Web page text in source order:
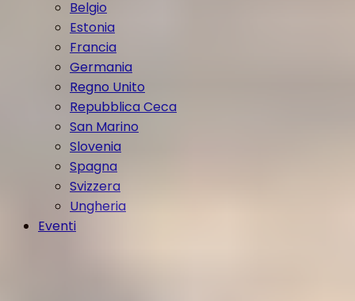
Belgio
Estonia
Francia
Germania
Regno Unito
Repubblica Ceca
San Marino
Slovenia
Spagna
Svizzera
Ungheria
Eventi